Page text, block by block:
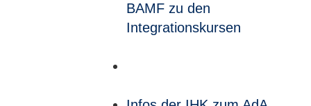
BAMF zu den
Integrationskursen